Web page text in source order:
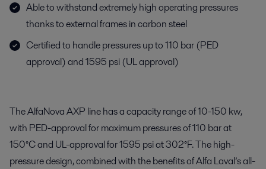
Able to withstand extremely high operating pressures
thanks to external frames in carbon steel
Certified to handle pressures up to 110 bar (PED
approval) and 1595 psi (UL approval)
The AlfaNova AXP line has a capacity range of 10-150 kw,
with PED-approval for maximum pressures of 110 bar at
150°C and UL-approval for 1595 psi at 302°F. The high-
pressure design, combined with the benefits of Alfa Laval’s all-